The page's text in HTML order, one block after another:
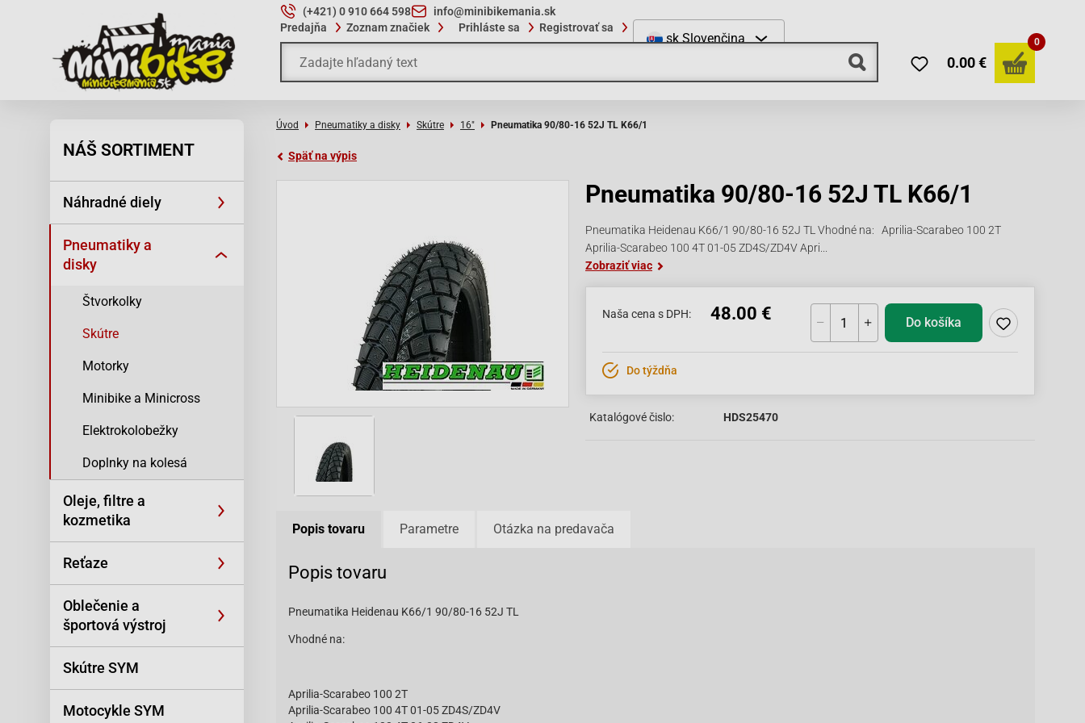
(+421) 0 910 664 598
info@minibikemania.sk
Predajňa
Zoznam značiek Prihláste sa Registrovať sa
sk Slovenčina
0.00 €
0
NÁŠ SORTIMENT
Náhradné diely
Pneumatiky a
disky
Štvorkolky
Skútre
Motorky
Minibike a Minicross
Elektrokolobežky
Doplnky na kolesá
Oleje, filtre a
kozmetika
Reťaze
Oblečenie a
športová výstroj
Skútre SYM
Motocykle SYM
Úvod Pneumatiky a disky Skútre 16" Pneumatika 90/80-16 52J TL K66/1
Späť na výpis
Pneumatika 90/80-16 52J TL K66/1
Pneumatika Heidenau K66/1 90/80-16 52J TL Vhodné na: Aprilia-Scarabeo 100 2T
Aprilia-Scarabeo 100 4T 01-05 ZD4S/ZD4V Apri...
Zobraziť viac
Naša cena s DPH: 48.00 € Do košíka
Do týždňa
Katalógové čislo: HDS25470
Popis tovaru Parametre Otázka na predavača
Popis tovaru
Pneumatika Heidenau K66/1 90/80-16 52J TL
Vhodné na:
Aprilia-Scarabeo 100 2T
Aprilia-Scarabeo 100 4T 01-05 ZD4S/ZD4V